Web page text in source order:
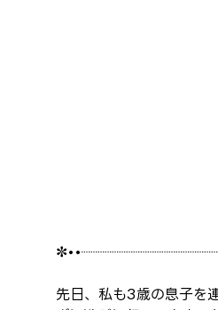
先日、私も3歳の息子を